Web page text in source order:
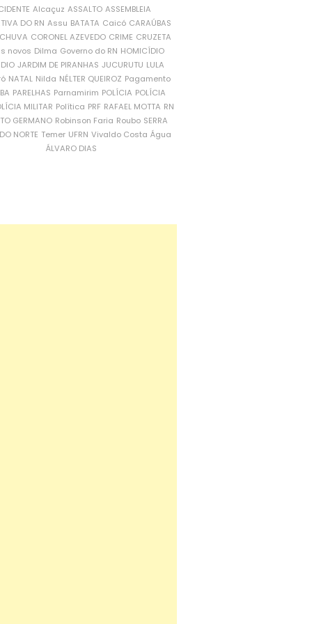
Alcaçuz ASSALTO ASSEMBLEIA
DO RN Assu BATATA Caicó CARAÚBAS
CORONEL AZEVEDO CRIME CRUZETA
novos Dilma Governo do RN HOMICÍDIO
JARDIM DE PIRANHAS JUCURUTU LULA
NATAL Nilda NÉLTER QUEIROZ Pagamento
PARELHAS Parnamirim POLÍCIA POLÍCIA
MILITAR Política PRF RAFAEL MOTTA RN
GERMANO Robinson Faria Roubo SERRA
NORTE Temer UFRN Vivaldo Costa Água
ÁLVARO DIAS